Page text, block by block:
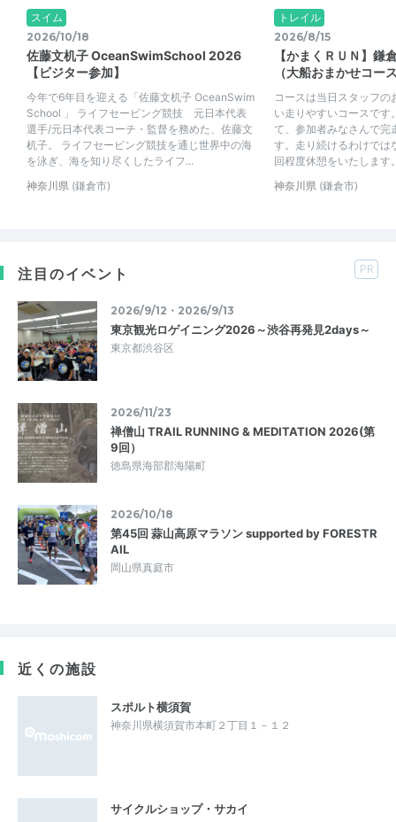
スイム
2026/10/18
佐藤文机子 OceanSwimSchool 2026
【ビジター参加】
今年で6年目を迎える「佐藤文机子 OceanSwim
School 」 ライフセービング競技 元日本代表
選手/元日本代表コーチ・監督を務めた、佐藤文
机子。 ライフセービング競技を通じ世界中の海
を泳ぎ、海を知り尽くしたライフ...
神奈川県 (鎌倉市)
トレイル
2026/8/15
【かまくＲＵＮ】鎌
（大船おまかせコー
コースは当日スタッフの
い走りやすいコースです
て、参加者みなさんで完
す。走り続けるわけでは
回程度休憩をいたします
神奈川県 (鎌倉市)
注目のイベント PR
2026/9/12・2026/9/13
東京観光ロゲイニング2026～渋谷再発見2days～
東京都渋谷区
2026/11/23
禅僧山 TRAIL RUNNING & MEDITATION 2026(第
9回）
徳島県海部郡海陽町
2026/10/18
第45回 蒜山高原マラソン supported by FORESTR
AIL
岡山県真庭市
近くの施設
スポルト横須賀
神奈川県横須賀市本町２丁目１－１２
サイクルショップ・サカイ